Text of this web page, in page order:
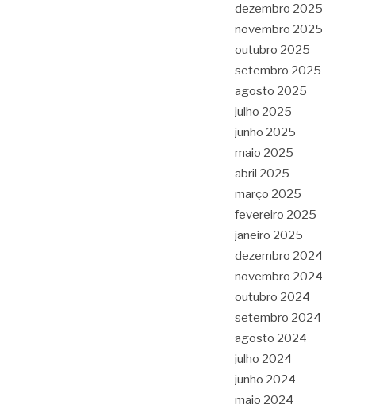
dezembro 2025
novembro 2025
outubro 2025
setembro 2025
agosto 2025
julho 2025
junho 2025
maio 2025
abril 2025
março 2025
fevereiro 2025
janeiro 2025
dezembro 2024
novembro 2024
outubro 2024
setembro 2024
agosto 2024
julho 2024
junho 2024
maio 2024